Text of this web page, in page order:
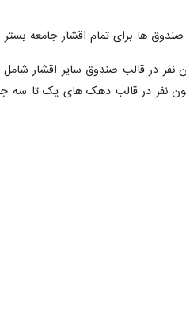
ها برای تمام اقشار جامعه بستر
در زمان حاضر ۲۰ میلیون نفر در قالب صندوق
، ۱۶۰ هزار نفر در قالب صندوق ایرانیان شامل مشاغل